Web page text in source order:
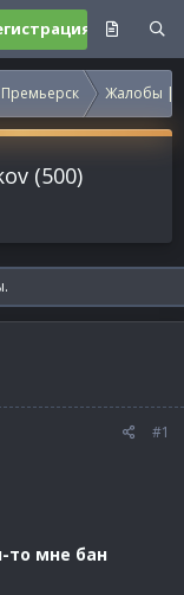
Жалобы |
(500)
#1
то мне бан